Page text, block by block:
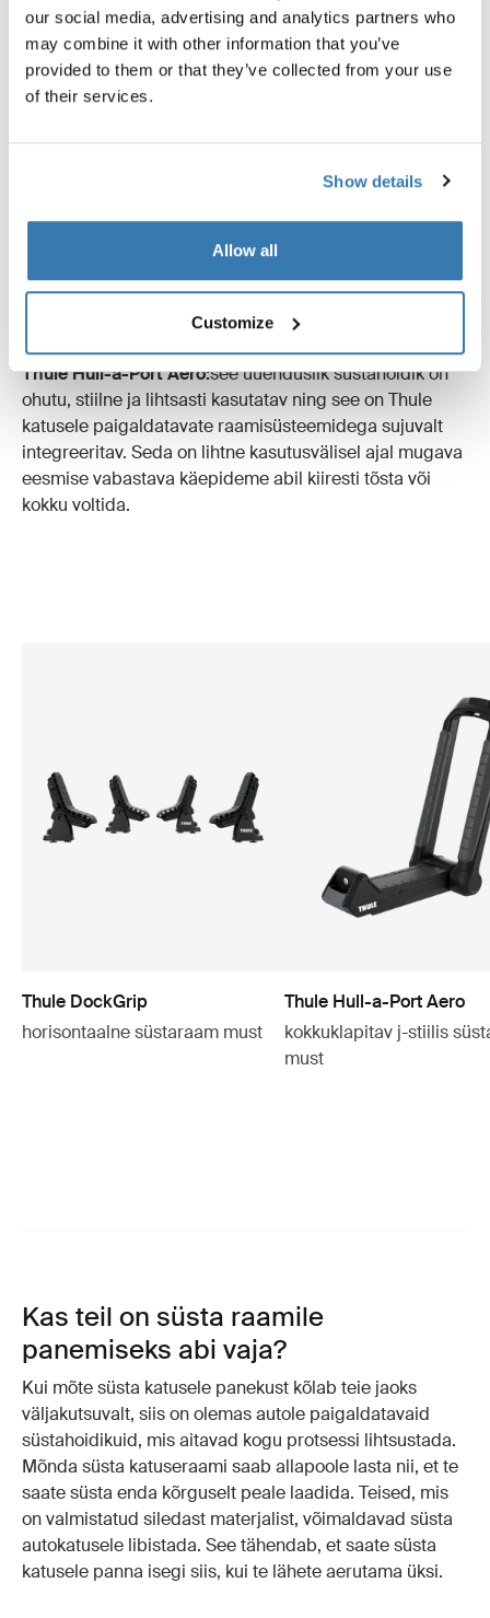
our social media, advertising and analytics partners who
may combine it with other information that you’ve
provided to them or that they’ve collected from your use
of their services.
Show details
Allow all
Customize
Süsta ja jalgrattahoidiku
transportimine?
Kui soovite, et teie auto katusel jääks ruumi ka teiste
kuna see jätab raamile ruumi ka muudele asjadele.
Thule Hull-a-Port:see katuseraam on spetsiaalselt
teisi tarvikuid, nagu jalgrattahoidik.
Thule Hull-a-Port Aero:see uuenduslik süstahoidik on
ohutu, stiilne ja lihtsasti kasutatav ning see on Thule
katusele paigaldatavate raamisüsteemidega sujuvalt
integreeritav. Seda on lihtne kasutusvälisel ajal mugava
eesmise vabastava käepideme abil kiiresti tõsta või
kokku voltida.
Thule DockGrip
horisontaalne süstaraam must
Thule Hull-a-Port Aero
kokkuklapitav j-stiilis
must
Kas teil on süsta raamile
panemiseks abi vaja?
Kui mõte süsta katusele panekust kõlab teie jaoks
väljakutsuvalt, siis on olemas autole paigaldatavaid
süstahoidikuid, mis aitavad kogu protsessi lihtsustada.
Mõnda süsta katuseraami saab allapoole lasta nii, et te
saate süsta enda kõrguselt peale laadida. Teised, mis
on valmistatud siledast materjalist, võimaldavad süsta
autokatusele libistada. See tähendab, et saate süsta
katusele panna isegi siis, kui te lähete aerutama üksi.